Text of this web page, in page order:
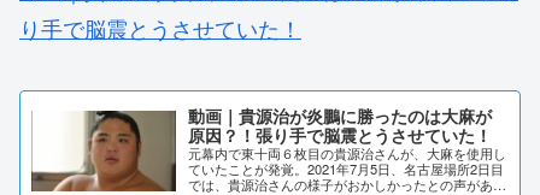
り手で脳震とうさせていた！
動画｜貴源治が炎鵬に勝ったのは大麻が
原因？！張り手で脳震とうさせていた！
元幕内で東十両６枚目の貴源治さんが、大麻を使用し
ていたことが発覚。2021年7月5日、名古屋場所2日目
では、貴源治さんの様子がおかしかったとの声があり